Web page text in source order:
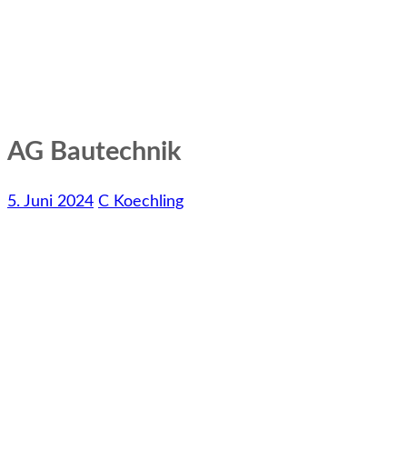
AG Bautechnik
5. Juni 2024 C Koechling